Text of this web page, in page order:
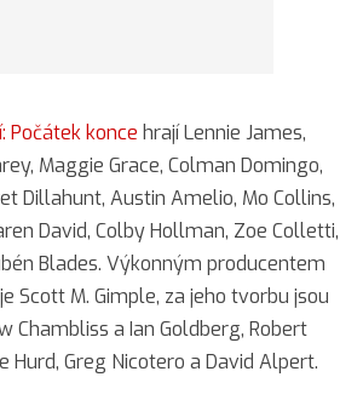
Počátek konce hrají Lennie James,
Maggie Grace, Colman Domingo,
Dillahunt, Austin Amelio, Mo Collins,
David, Colby Hollman, Zoe Colletti,
Blades. Výkonným producentem
Scott M. Gimple, za jeho tvorbu jsou
Chambliss a Ian Goldberg, Robert
Hurd, Greg Nicotero a David Alpert.